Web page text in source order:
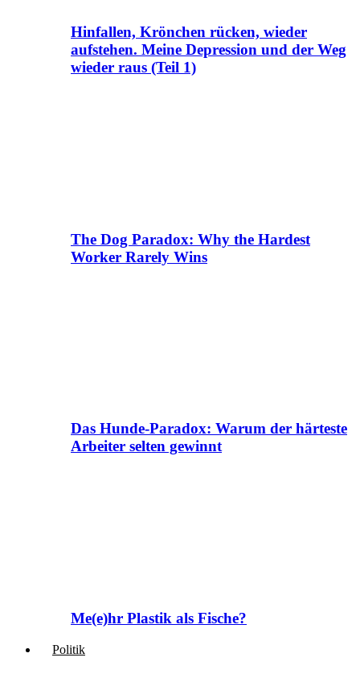
Hinfallen, Krönchen rücken, wieder
aufstehen. Meine Depression und der Weg
wieder raus (Teil 1)
The Dog Paradox: Why the Hardest
Worker Rarely Wins
Das Hunde-Paradox: Warum der härteste
Arbeiter selten gewinnt
Me(e)hr Plastik als Fische?
Politik